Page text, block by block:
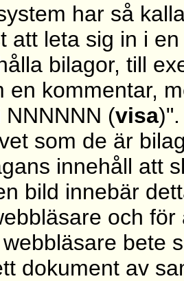
har så
att leta sig in i
bilagor, till
en kommentar,
(visa
som de är
innehåll att
bild innebär
och
bete
dokument av